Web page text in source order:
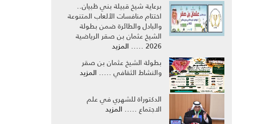
برعاية شيخ قبيلة بني ظبيان..
اختتام منافسات الألعاب المتنوعة
والبادل والطائرة ضمن بطولة
الشيخ عثمان بن صقر الرياضية
2026 .....
المزيد
بطولة الشيخ عثمان بن صقر
والنشاط الثقافي ..... المزيد
الدكتوراة للشهري في علم
الاجتماع ..... المزيد